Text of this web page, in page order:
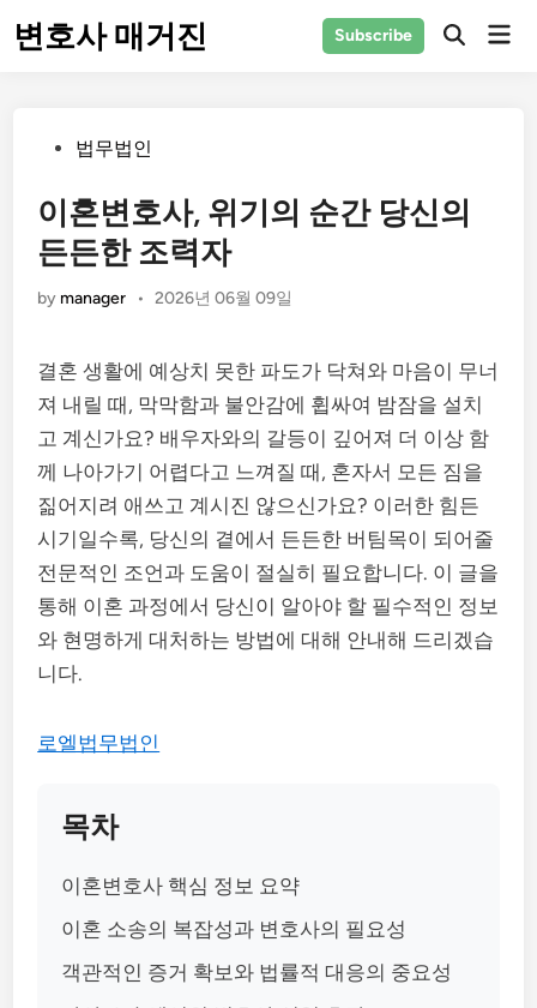
변호사 매거진 Subscribe
Posted법무법인
이혼변호사, 위기의 순간 당신의
든든한 조력자
by manager • 2026년 06월 09일
결혼 생활에 예상치 못한 파도가 닥쳐와 마음이 무너
져 내릴 때, 막막함과 불안감에 휩싸여 밤잠을 설치
고 계신가요? 배우자와의 갈등이 깊어져 더 이상 함
께 나아가기 어렵다고 느껴질 때, 혼자서 모든 짐을
짊어지려 애쓰고 계시진 않으신가요? 이러한 힘든
시기일수록, 당신의 곁에서 든든한 버팀목이 되어줄
전문적인 조언과 도움이 절실히 필요합니다. 이 글을
통해 이혼 과정에서 당신이 알아야 할 필수적인 정보
와 현명하게 대처하는 방법에 대해 안내해 드리겠습
니다.
로엘법무법인
목차
이혼변호사 핵심 정보 요약
이혼 소송의 복잡성과 변호사의 필요성
객관적인 증거 확보와 법률적 대응의 중요성